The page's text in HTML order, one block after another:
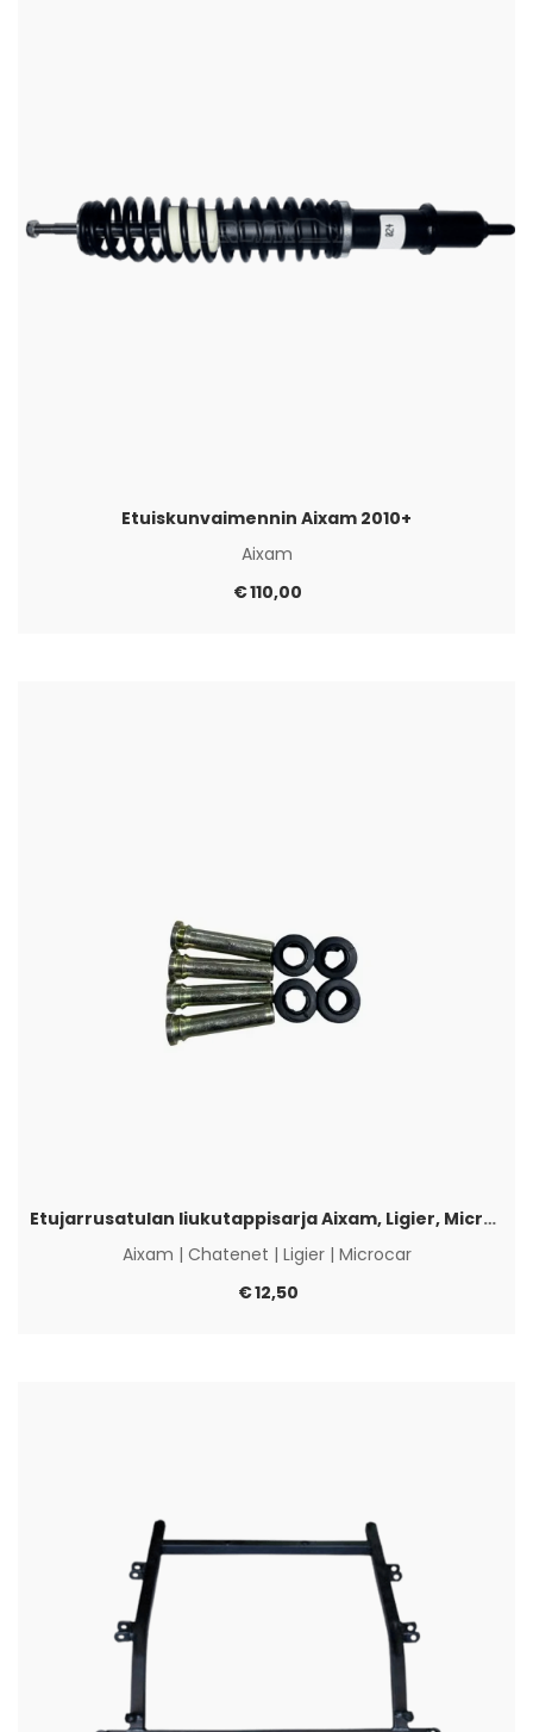
Etuiskunvaimennin Aixam 2010+
Aixam
€110,00
Etujarrusatulan liukutappisarja Aixam, Ligier, Microcar & Chatenet
Aixam | Chatenet | Ligier| Microcar
€12,50